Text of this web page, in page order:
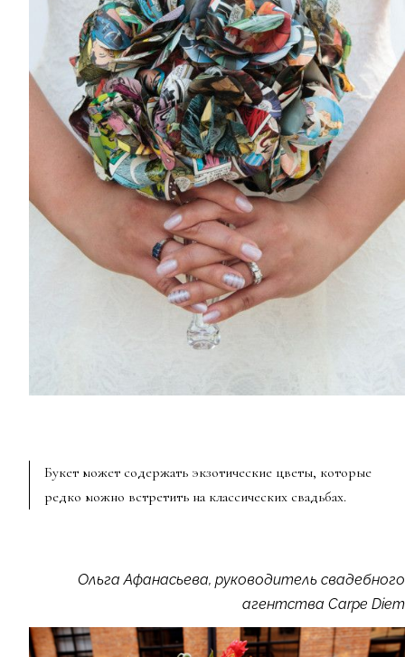
Букет может содержать экзотические цветы, которые
редко можно встретить на классических свадьбах.
Ольга Афанасьева, руководитель свадебного
агентства Carpe Diem